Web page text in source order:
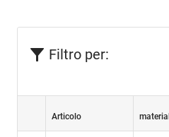
Filtro per:
Articolo